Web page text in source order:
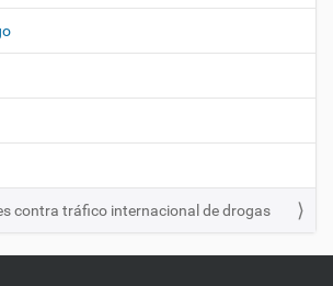
contra tráfico internacional de drogas